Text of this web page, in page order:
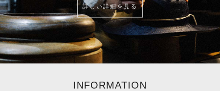
詳しい詳細を見る
INFORMATION